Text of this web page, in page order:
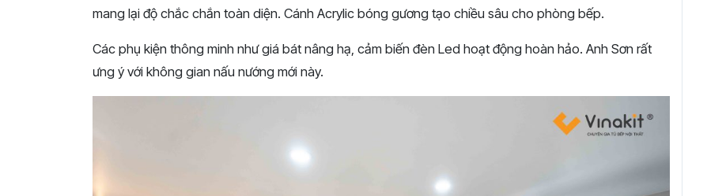
mang lại độ chắc chắn toàn diện. Cánh Acrylic bóng gương tạo chiều sâu cho phòng bếp.
Các phụ kiện thông minh như giá bát nâng hạ, cảm biến đèn Led hoạt động hoàn hảo. Anh Sơn rất
ưng ý với không gian nấu nướng mới này.